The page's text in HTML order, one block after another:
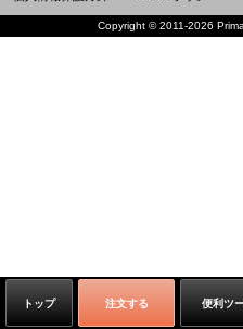
トップ 注文する 便利ツ
Copyright ©2011-2026